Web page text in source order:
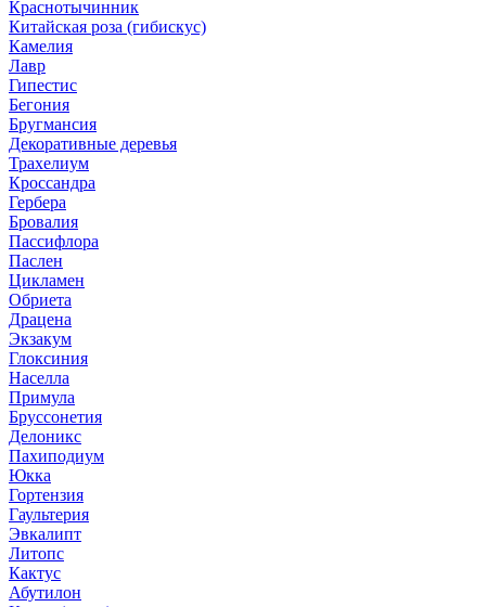
Краснотычинник
Китайская роза (гибискус)
Камелия
Лавр
Гипестис
Бегония
Бругмансия
Декоративные деревья
Трахелиум
Кроссандра
Гербера
Бровалия
Пассифлора
Паслен
Цикламен
Обриета
Драцена
Экзакум
Глоксиния
Населла
Примула
Бруссонетия
Делоникс
Пахиподиум
Юкка
Гортензия
Гаультерия
Эвкалипт
Литопс
Кактус
Абутилон